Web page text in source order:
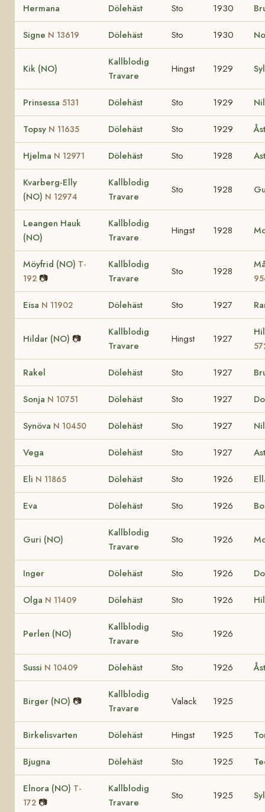
Hermana Dölehäst Sto 1930
Signe N 13619 Dölehäst Sto 1930
Kik (NO)
Kallblodig
Travare
Hingst 1929
Prinsessa 5131 Dölehäst Sto 1929
Topsy N 11635 Dölehäst Sto 1929
Hjelma N 12971 Dölehäst Sto 1928
Kvarberg-Elly
(NO) N 12974
Kallblodig
Travare
Sto 1928
Leangen Hauk
(NO)
Kallblodig
Travare
Hingst 1928
Möyfrid (NO) T-
192 📷
Kallblodig
Travare
Sto 1928
Eisa N 11902 Dölehäst Sto 1927
Hildar (NO) 📷
Kallblodig
Travare
Hingst 1927
Rakel Dölehäst Sto 1927
Sonja N 10751 Dölehäst Sto 1927
Synöva N 10450 Dölehäst Sto 1927
Vega Dölehäst Sto 1927
Eli N 11865 Dölehäst Sto 1926
Eva Dölehäst Sto 1926
Guri (NO)
Kallblodig
Travare
Sto 1926
Inger Dölehäst Sto 1926
Olga N 11409 Dölehäst Sto 1926
Perlen (NO)
Kallblodig
Travare
Sto 1926
Sussi N 10409 Dölehäst Sto 1926
Birger (NO) 📷
Kallblodig
Travare
Valack 1925
Birkelisvarten Dölehäst Hingst 1925
Bjugna Dölehäst Sto 1925
Elnora (NO) T-
172 📷
Kallblodig
Travare
Sto 1925